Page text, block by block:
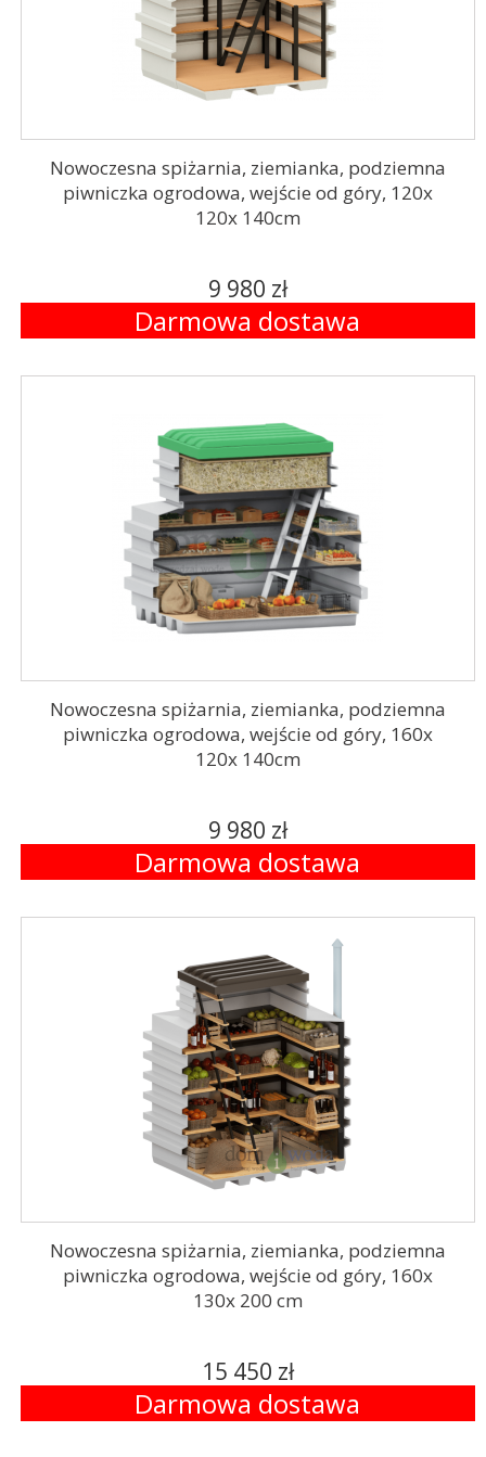
Nowoczesna spiżarnia, ziemianka, podziemna
piwniczka ogrodowa, wejście od góry, 120x
120x 140cm
9 980 zł
Darmowa dostawa
Nowoczesna spiżarnia, ziemianka, podziemna
piwniczka ogrodowa, wejście od góry, 160x
120x 140cm
9 980 zł
Darmowa dostawa
Nowoczesna spiżarnia, ziemianka, podziemna
piwniczka ogrodowa, wejście od góry, 160x
130x 200 cm
15 450 zł
Darmowa dostawa